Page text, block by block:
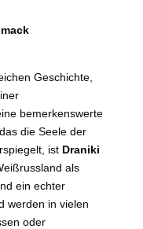
Geschichte,
bemerkenswerte
die Seele der
ist Draniki
als
ein echter
werden in vielen
oder